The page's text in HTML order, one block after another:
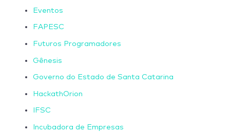
Eventos
FAPESC
Futuros Programadores
Gênesis
Governo do Estado de Santa Catarina
HackathOrion
IFSC
Incubadora de Empresas